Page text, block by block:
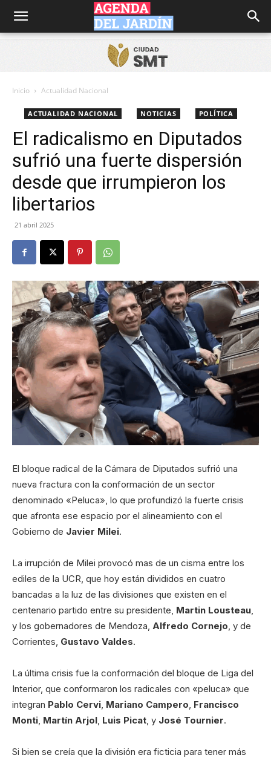
Agenda
Jardín
Inicio Actualidad Nacional
ACTUALIDAD NACIONAL NOTICIAS POLÍTICA
El radicalismo en Diputados
sufrió una fuerte dispersión
desde que irrumpieron los
libertarios
21 abril 2025
El bloque radical de la Cámara de Diputados sufrió una
nueva fractura con la conformación de un sector
denominado «Peluca», lo que profundizó la fuerte crisis
que afronta ese espacio por el alineamiento con el
Gobierno de Javier Milei.
La irrupción de Milei provocó mas de un cisma entre los
ediles de la UCR, que hoy están divididos en cuatro
bancadas a la luz de las divisiones que existen en el
centenario partido entre su presidente, Martin Lousteau,
y los gobernadores de Mendoza, Alfredo Cornejo, y de
Corrientes, Gustavo Valdes.
La última crisis fue la conformación del bloque de Liga del
Interior, que conformaron los radicales con «peluca» que
integran Pablo Cervi, Mariano Campero, Francisco
Monti, Martín Arjol, Luis Picat, y José Tournier.
Si bien se creía que la división era ficticia para tener más